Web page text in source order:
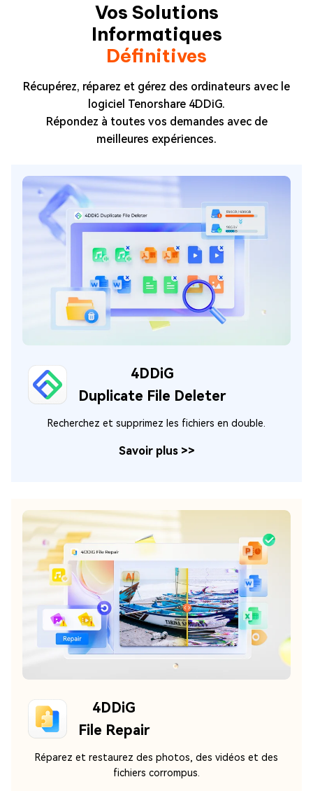
Vos Solutions
Informatiques
Définitives
Récupérez, réparez et gérez des ordinateurs avec le
logiciel Tenorshare 4DDiG.
Répondez à toutes vos demandes avec de
meilleures expériences.
4DDiG
Duplicate File Deleter
Recherchez et supprimez les fichiers en double.
Savoir plus >>
4DDiG
File Repair
Réparez et restaurez des photos, des vidéos et des
fichiers corrompus.